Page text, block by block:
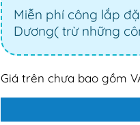
Miễn phí công lắp
Dương( trừ những
Giá trên chưa bao gồm